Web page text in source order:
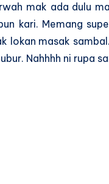
mak ada dulu
kari. Memang
lokan masak
Nahhhh ni rupa